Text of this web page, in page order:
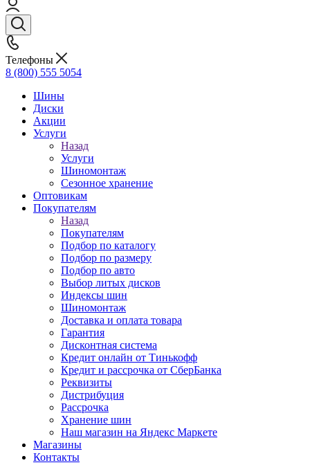
Телефоны
8 (800) 555 5054
Шины
Диски
Акции
Услуги
Назад
Услуги
Шиномонтаж
Сезонное хранение
Оптовикам
Покупателям
Назад
Покупателям
Подбор по каталогу
Подбор по размеру
Подбор по авто
Выбор литых дисков
Индексы шин
Шиномонтаж
Доставка и оплата товара
Гарантия
Дисконтная система
Кредит онлайн от Тинькофф
Кредит и рассрочка от СберБанка
Реквизиты
Дистрибуция
Рассрочка
Хранение шин
Наш магазин на Яндекс Маркете
Магазины
Контакты